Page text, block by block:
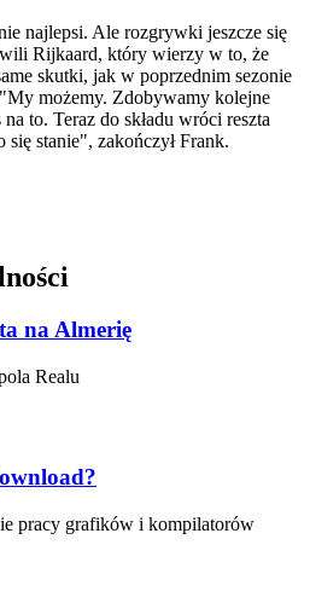
najlepsi. Ale rozgrywki jeszcze się
Rijkaard, który wierzy w to, że
skutki, jak w poprzednim sezonie
możemy. Zdobywamy kolejne
to. Teraz do składu wróci reszta
stanie", zakończył Frank.
na Almerię
Realu
pracy grafików i kompilatorów